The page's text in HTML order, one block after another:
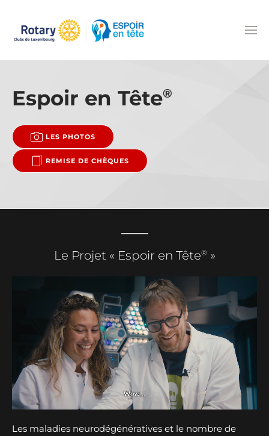
Accéder au contenu principal
Espoir en Tête®
LES PHOTOS
REMISE DE CHÈQUES
Le Projet « Espoir en Tête® »
Les maladies neurodégénératives et le nombre de